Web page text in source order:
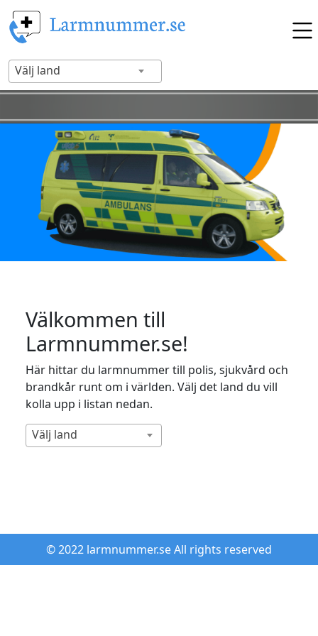
Välj land
Välkommen till
Larmnummer.se!
Här hittar du larmnummer till polis, sjukvård och
brandkår runt om i världen. Välj det land du vill
kolla upp i listan nedan.
Välj land
© 2022 larmnummer.se All rights reserved